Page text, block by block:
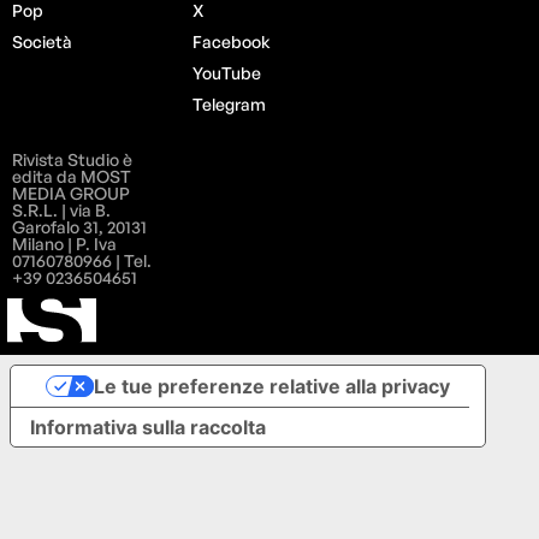
Pop
Società
X
Facebook
YouTube
Telegram
Rivista Studio è
edita da MOST
MEDIA GROUP
S.R.L. | via B.
Garofalo 31, 20131
Milano | P. Iva
07160780966 | Tel.
+39 0236504651
Informativa sulla raccolta
Le tue preferenze relative alla privacy